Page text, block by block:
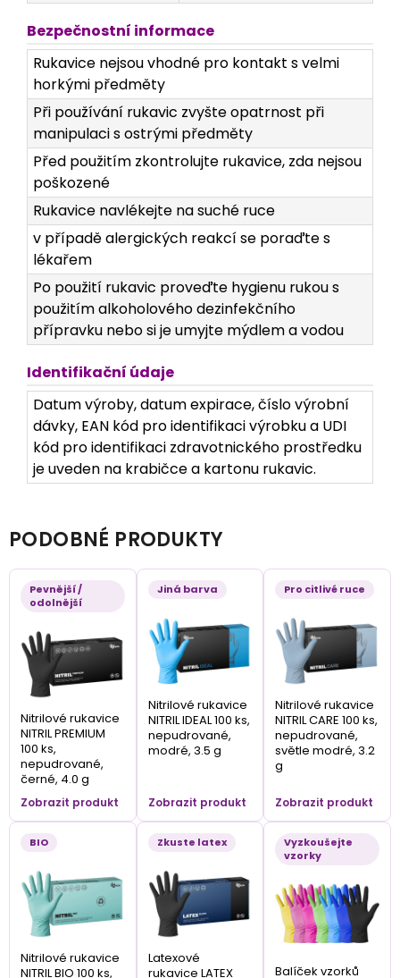
Bezpečnostní informace
Rukavice nejsou vhodné pro kontakt s velmi
horkými předměty
Při používání rukavic zvyšte opatrnost při
manipulaci s ostrými předměty
Před použitím zkontrolujte rukavice, zda nejsou
poškozené
Rukavice navlékejte na suché ruce
v případě alergických reakcí se poraďte s
lékařem
Po použití rukavic proveďte hygienu rukou s
použitím alkoholového dezinfekčního
přípravku nebo si je umyjte mýdlem a vodou
Identifikační údaje
Datum výroby, datum expirace, číslo výrobní
dávky, EAN kód pro identifikaci výrobku a UDI
kód pro identifikaci zdravotnického prostředku
je uveden na krabičce a kartonu rukavic.
PODOBNÉ PRODUKTY
Pevnější /
odolnější
Nitrilové rukavice
NITRIL PREMIUM
100 ks,
nepudrované,
černé, 4.0 g
Zobrazit produkt
Jiná barva
Nitrilové rukavice
NITRIL IDEAL 100 ks,
nepudrované,
modré, 3.5 g
Zobrazit produkt
Pro citlivé ruce
Nitrilové rukavice
NITRIL CARE 100 ks,
nepudrované,
světle modré, 3.2
g
Zobrazit produkt
BIO
Nitrilové rukavice
NITRIL BIO 100 ks,
Zkuste latex
Latexové
rukavice LATEX
Vyzkoušejte
vzorky
Balíček vzorků